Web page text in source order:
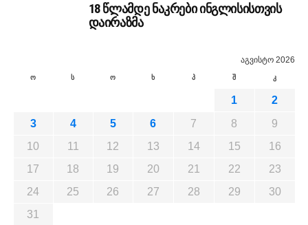
18 წლამდე ნაკრები ინგლისისთვის
დაირაზმა
აგვისტო 2026
ო ს ო ხ პ შ კ
1
2
3
4 5 6 7 8
9
10
11 12 13 14 15
16
17
18 19 20 21 22
23
24
25 26 27 28 29
30
31